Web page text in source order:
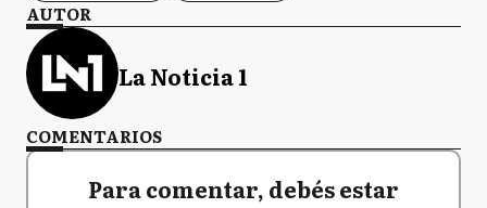
AUTOR
La Noticia 1
COMENTARIOS
Para comentar, debés estar